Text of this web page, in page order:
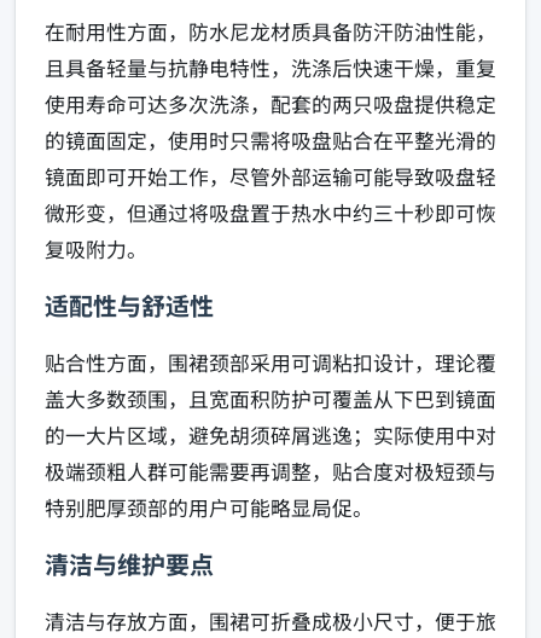
在耐用性方面，防水尼龙材质具备防汗防油性能，
且具备轻量与抗静电特性，洗涤后快速干燥，重复
使用寿命可达多次洗涤，配套的两只吸盘提供稳定
的镜面固定，使用时只需将吸盘贴合在平整光滑的
镜面即可开始工作，尽管外部运输可能导致吸盘轻
微形变，但通过将吸盘置于热水中约三十秒即可恢
复吸附力。
适配性与舒适性
贴合性方面，围裙颈部采用可调粘扣设计，理论覆
盖大多数颈围，且宽面积防护可覆盖从下巴到镜面
的一大片区域，避免胡须碎屑逃逸；实际使用中对
极端颈粗人群可能需要再调整，贴合度对极短颈与
特别肥厚颈部的用户可能略显局促。
清洁与维护要点
清洁与存放方面，围裙可折叠成极小尺寸，便于旅